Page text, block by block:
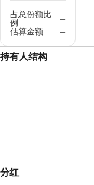
占总份额比
例
—
估算金额
—
持有人结构
分红